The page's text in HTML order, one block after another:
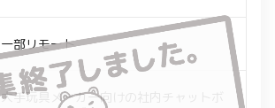
一部リモート
大手玩具メーカー向けの社内チャットボ